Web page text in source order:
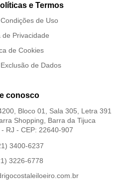
e Termos
de Uso
de Privacidade
de Cookies
de Dados
conosco
Bloco 01, Sala 305, Letra 391
Shopping, Barra da Tijuca
RJ - CEP: 22640-907
3400-6237
3226-6778